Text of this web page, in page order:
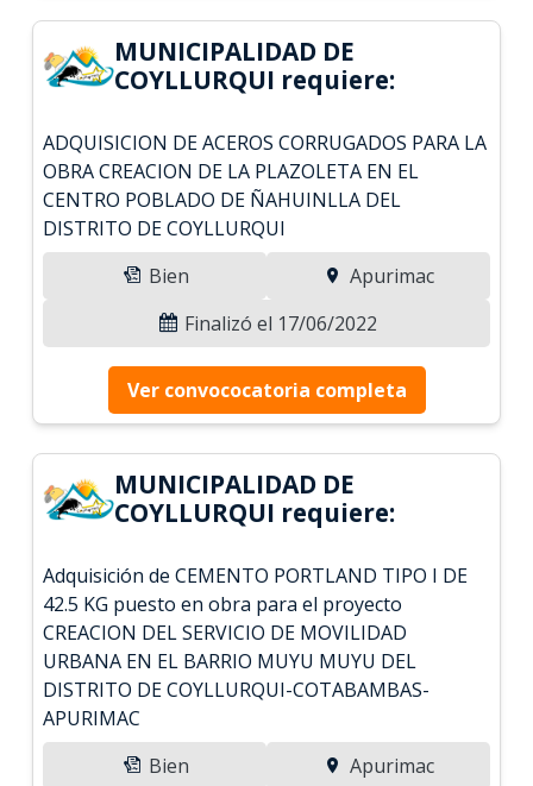
MUNICIPALIDAD DE
COYLLURQUI requiere:
ADQUISICION DE ACEROS CORRUGADOS PARA LA
OBRA CREACION DE LA PLAZOLETA EN EL
CENTRO POBLADO DE ÑAHUINLLA DEL
DISTRITO DE COYLLURQUI
Bien
Apurimac
Finalizó el 17/06/2022
Ver convococatoria completa
MUNICIPALIDAD DE
COYLLURQUI requiere:
Adquisición de CEMENTO PORTLAND TIPO I DE
42.5 KG puesto en obra para el proyecto
CREACION DEL SERVICIO DE MOVILIDAD
URBANA EN EL BARRIO MUYU MUYU DEL
DISTRITO DE COYLLURQUI-COTABAMBAS-
APURIMAC
Bien
Apurimac